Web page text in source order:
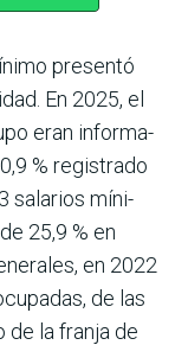
presentó
En 2025, el
eran informa­
% registrado
salarios míni­
25,9 % en
en 2022
de las
de la franja de